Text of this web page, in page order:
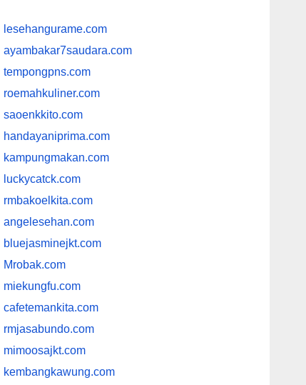
lesehangurame.com
ayambakar7saudara.com
tempongpns.com
roemahkuliner.com
saoenkkito.com
handayaniprima.com
kampungmakan.com
luckycatck.com
rmbakoelkita.com
angelesehan.com
bluejasminejkt.com
Mrobak.com
miekungfu.com
cafetemankita.com
rmjasabundo.com
mimoosajkt.com
kembangkawung.com